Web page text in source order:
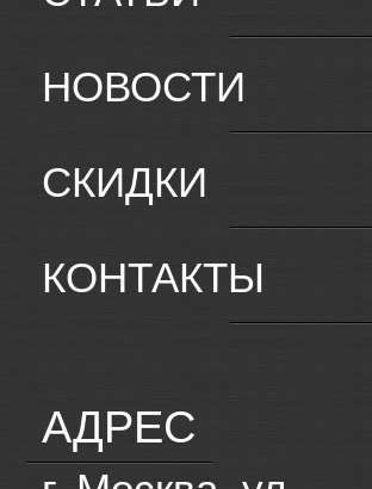
НОВОСТИ
СКИДКИ
КОНТАКТЫ
АДРЕС